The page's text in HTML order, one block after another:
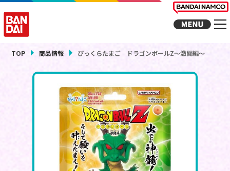
TOP 商品情報 びっくらたまご ドラゴンボールZ～激闘編～